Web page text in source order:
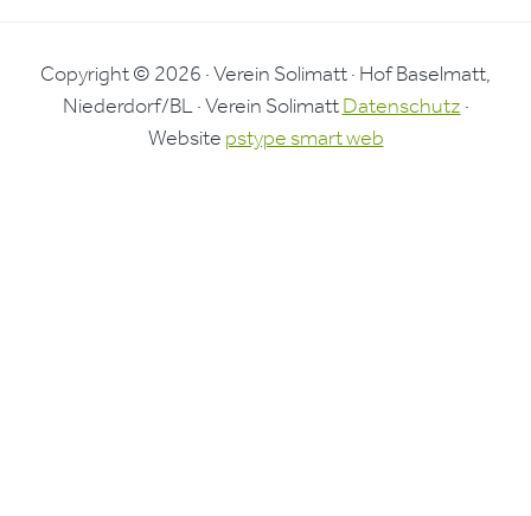
Copyright © 2026 · Verein Solimatt · Hof Baselmatt,
Niederdorf/BL · Verein SolimattDatenschutz ·
Website pstype smart web